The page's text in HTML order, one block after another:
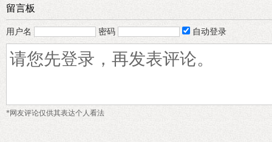
留言板
用户名 密码 自动登录
*网友评论仅供其表达个人看法